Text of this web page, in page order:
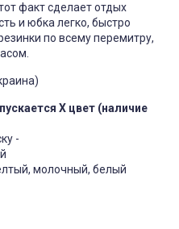
факт сделает отдых
и юбка легко, быстро
по всему перемитру,
Х цвет (наличие
-
молочный, белый